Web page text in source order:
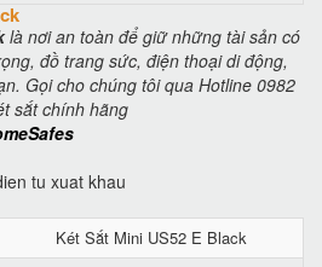
là nơi an toàn để giữ những tài sản có
đồ trang sức, điện thoại di động,
Gọi cho chúng tôi qua Hotline 0982
sắt chính hãng
Két Sắt Mini US52 E Black